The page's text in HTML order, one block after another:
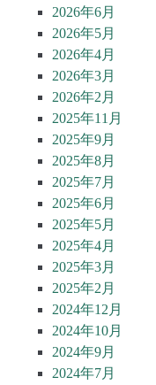
2026年6月
2026年5月
2026年4月
2026年3月
2026年2月
2025年11月
2025年9月
2025年8月
2025年7月
2025年6月
2025年5月
2025年4月
2025年3月
2025年2月
2024年12月
2024年10月
2024年9月
2024年7月